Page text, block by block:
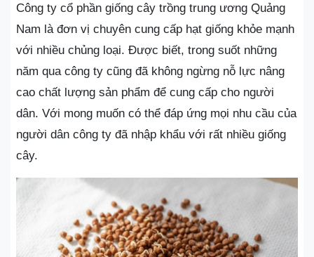
Công ty cổ phần giống cây trồng trung ương Quảng
Nam là đơn vị chuyên cung cấp hạt giống khỏe mạnh
với nhiều chủng loại. Được biết, trong suốt những
năm qua công ty cũng đã không ngừng nỗ lực nâng
cao chất lượng sản phẩm để cung cấp cho người
dân. Với mong muốn có thể đáp ứng mọi nhu cầu của
người dân công ty đã nhập khẩu với rất nhiều giống
cây.